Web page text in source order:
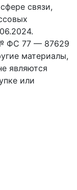
связи,
ФС 77 — 87629
материалы,
являются
или